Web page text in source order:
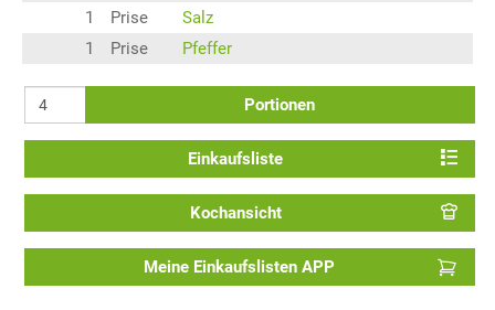
1
Prise
Salz
1
Prise Pfeffer
Portionen
Einkaufsliste
Kochansicht
Meine Einkaufslisten APP